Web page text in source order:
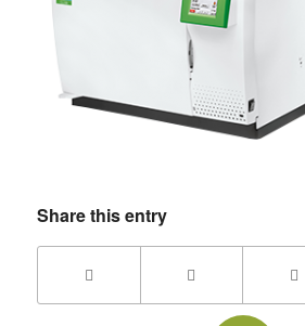
Share this entry